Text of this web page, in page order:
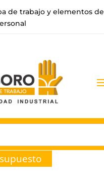
de trabajo y elementos de